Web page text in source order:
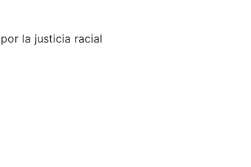
la justicia racial